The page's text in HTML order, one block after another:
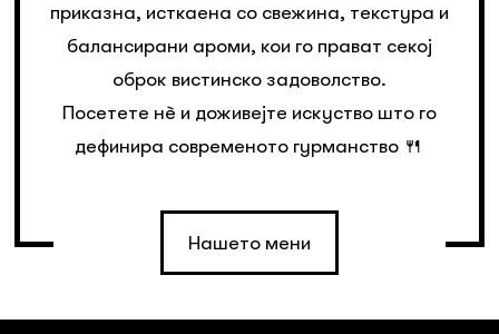
Нашето мени
приказна, исткаена со свежина, текстура и
балансирани ароми, кои го прават секој
оброк вистинско задоволство.
Посетете нè и доживејте искуство што го
дефинира современото гурманство 🍴